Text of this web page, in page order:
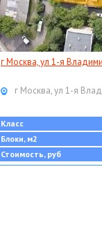
г Москва, ул 1-я
г Москва, ул 1-я
Класс
Блоки, м2
Стоимость, руб